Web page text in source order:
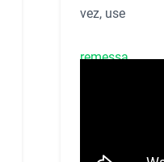
vez, use
remessa.